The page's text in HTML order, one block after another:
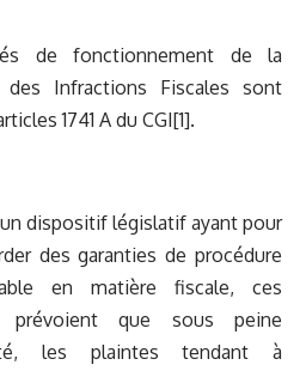
de fonctionnement de la
des Infractions Fiscales sont
1741 A du CGI[1].
dispositif législatif ayant pour
des garanties de procédure
en matière fiscale, ces
prévoient que sous peine
les plaintes tendant à